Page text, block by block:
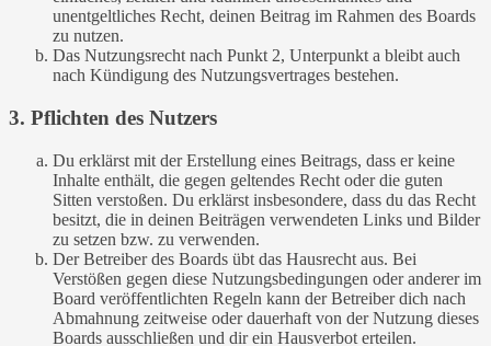
unentgeltliches Recht, deinen Beitrag im Rahmen des Boards
zu nutzen.
Das Nutzungsrecht nach Punkt 2, Unterpunkt a bleibt auch
nach Kündigung des Nutzungsvertrages bestehen.
3. Pflichten des Nutzers
Du erklärst mit der Erstellung eines Beitrags, dass er keine
Inhalte enthält, die gegen geltendes Recht oder die guten
Sitten verstoßen. Du erklärst insbesondere, dass du das Recht
besitzt, die in deinen Beiträgen verwendeten Links und Bilder
zu setzen bzw. zu verwenden.
Der Betreiber des Boards übt das Hausrecht aus. Bei
Verstößen gegen diese Nutzungsbedingungen oder anderer im
Board veröffentlichten Regeln kann der Betreiber dich nach
Abmahnung zeitweise oder dauerhaft von der Nutzung dieses
Boards ausschließen und dir ein Hausverbot erteilen.